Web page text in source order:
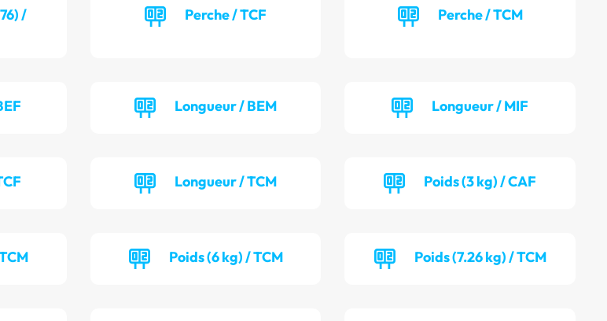
/
Perche / TCF Perche / TCM
Longueur / BEM Longueur / MIF
Longueur / TCM Poids (3 kg) / CAF
Poids (6 kg) / TCM Poids (7.26 kg) / TCM